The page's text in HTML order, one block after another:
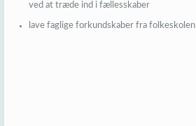
ved at træde ind i fællesskaber
lave faglige forkundskaber fra folkeskolen